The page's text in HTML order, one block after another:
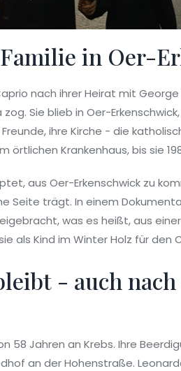
in Oer-
nach ihrer Heirat mit
Sie blieb in Oer-
ihre Kirche - die
Krankenhaus, bis sie
aus Oer-Erkenschwick zu
Seite trägt. In einem
was es heißt, aus
als Kind im Winter Holz für den
- auch
58 Jahren an Krebs. Ihre
an der Hohenstraße.